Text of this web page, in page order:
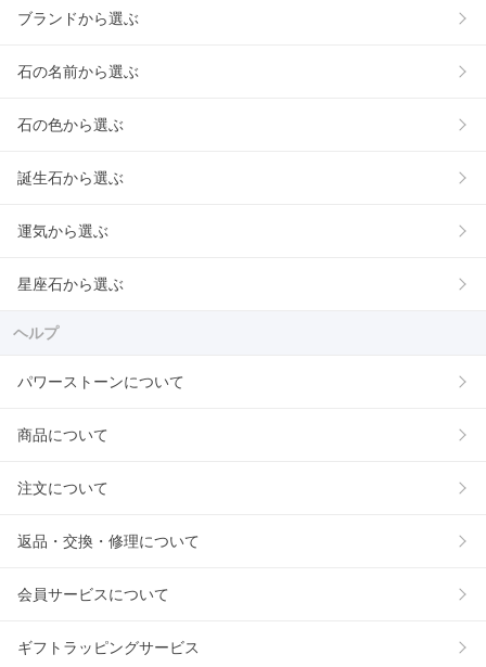
ブランドから選ぶ
石の名前から選ぶ
石の色から選ぶ
誕生石から選ぶ
運気から選ぶ
星座石から選ぶ
ヘルプ
パワーストーンについて
商品について
注文について
返品・交換・修理について
会員サービスについて
ギフトラッピングサービス